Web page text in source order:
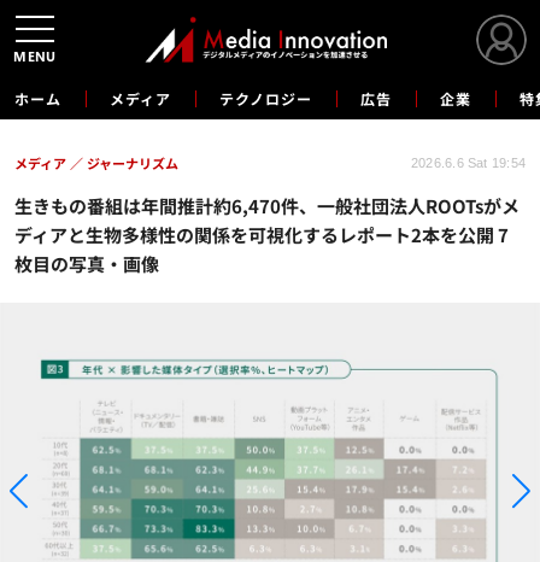
ホーム メディア テクノロジー 広告 企業 特
生きもの番組は年間推計約6,470件、一般社団法人ROOTsがメ
ディアと生物多様性の関係を可視化するレポート2本を公開 7
枚目の写真・画像
メディア ジャーナリズム 2026.6.6 Sat 19:54
MENU